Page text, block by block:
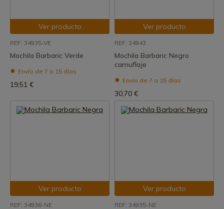
Ver producto
REF: 34935-VE
Mochila Barbaric Verde
Envío de 7 a 15 días
19,51 €
Ver producto
REF: 34943
Mochila Barbaric Negro
camuflaje
Envío de 7 a 15 días
30,70 €
Ver producto
REF: 34936-NE
Ver producto
REF: 34935-NE